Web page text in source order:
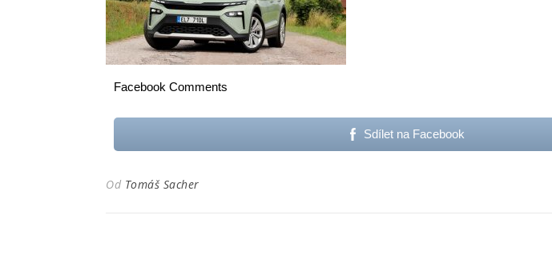
Facebook Comments
Sdílet na Facebook
Od Tomáš Sacher